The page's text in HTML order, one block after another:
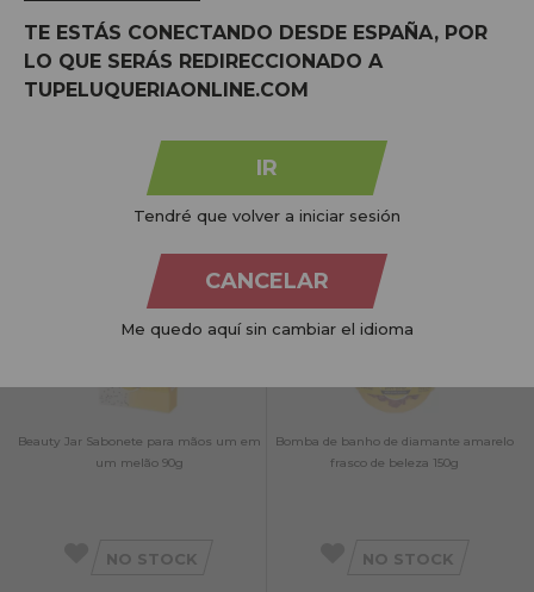
banho POP Disney 80g
NO STOCK
disponível!
"Panna Cotta" 130g
Avise-me quando estiver
disponível!
Beauty Jar Sabonete para mãos um em
um melão 90g
NO STOCK
Bomba de banho de diamante amarelo
frasco de beleza 150g
NO STOCK
TE ESTÁS CONECTANDO DESDE ESPAÑA, POR
LO QUE SERÁS REDIRECCIONADO A
TUPELUQUERIAONLINE.COM
IR
Tendré que volver a iniciar sesión
CANCELAR
Me quedo aquí sin cambiar el idioma